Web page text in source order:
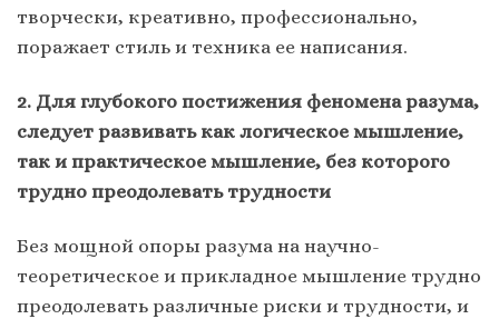
творчески, креативно, профессионально,
поражает стиль и техника ее написания.
2. Для глубокого постижения феномена разума,
следует развивать как логическое мышление,
так и практическое мышление, без которого
трудно преодолевать трудности
Без мощной опоры разума на научно-
теоретическое и прикладное мышление трудно
преодолевать различные риски и трудности, и